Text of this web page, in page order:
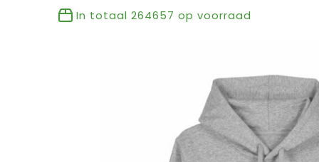
In totaal 264657 op voorraad